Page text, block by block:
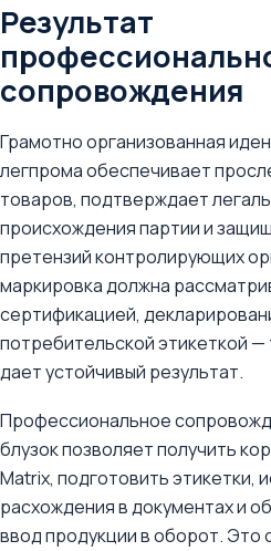
Результат
сопровождения
Грамотно организованная
легпрома обеспечивает
товаров, подтверждает
происхождения партии и
претензий контролирующих
маркировка должна
сертификацией,
потребительской этикеткой —
дает устойчивый результат.
Профессиональное
блузок позволяет получить
Matrix, подготовить этикетки,
расхождения в документах и
ввод продукции в оборот. Это